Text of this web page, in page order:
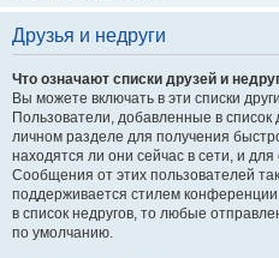
Друзья и недруги
Что означают списки друзей и
Вы можете включать в эти списки
Пользователи, добавленные в
личном разделе для получения
находятся ли они сейчас в сети, и
Сообщения от этих пользователей
поддерживается стилем
в список недругов, то любые
по умолчанию.